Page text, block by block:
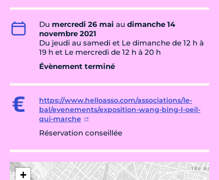
Du mercredi 26 mai au dimanche 14
novembre 2021
Du jeudi au samedi et Le dimanche de 12 h à
19 h et Le mercredi de 12 h à 20 h
Évènement terminé
https://www.helloasso.com/associations/le-
bal/evenements/exposition-wang-bing-l-oeil-
qui-marche
Réservation conseillée
+